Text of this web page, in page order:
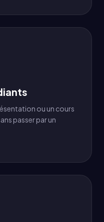
ou un cours
passer par un